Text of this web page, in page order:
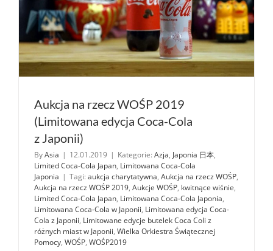
Aukcja na rzecz WOŚP 2019
(Limitowana edycja Coca-Cola
z Japonii)
ByAsia | 12.01.2019 | Kategorie: Azja, Japonia 日本,
Limited Coca-Cola Japan, Limitowana Coca-Cola
Japonia | Tagi: aukcja charytatywna, Aukcja na rzecz WOŚP,
Aukcja na rzecz WOŚP 2019, Aukcje WOŚP, kwitnące wiśnie,
Limited Coca-Cola Japan, Limitowana Coca-Cola Japonia,
Limitowana Coca-Cola w Japonii, Limitowana edycja Coca-
Cola z Japonii, Limitowane edycje butelek Coca Coli z
różnych miast w Japonii, Wielka Orkiestra Świątecznej
Pomocy, WOŚP, WOŚP2019